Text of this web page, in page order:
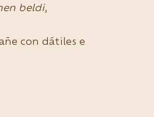
beldi,
con dátiles e